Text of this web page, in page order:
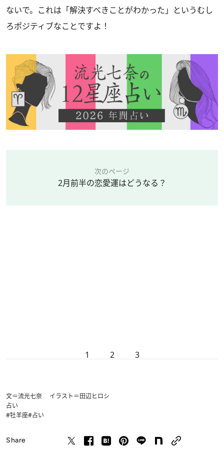
ないで。これは「解決すべきことがわかった」というむし
ろポジティブなことですよ！
次のページ
2月前半の恋愛運はどうなる？
1 2 3
文＝流光七奈 イラスト＝田辺ヒロシ
占い
#牡羊座#占い
Share